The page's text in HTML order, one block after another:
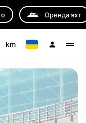
Оренда яхт
km